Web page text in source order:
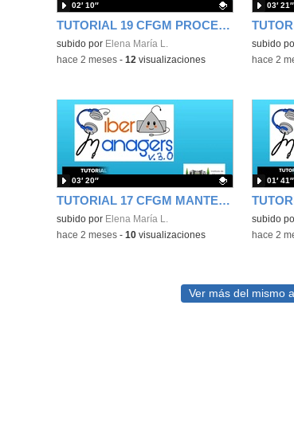
TUTORIAL 19 CFGM PROCESOS DE MECANIZADO
Contenido educativo.
subido por Elena María L.
02′ 10″
-hace 2 meses- 12 visualizaciones
subido
03′ 21″
-hace 2
TUTORIAL 17 CFGM MANTENIMIENTO ELECTROMECÁNICO
Contenido educativo.
subido por Elena María L.
03′ 20″
-hace 2 meses- 10visualizaciones
subido
01′ 41″
-hace 2
Ver más del mismo